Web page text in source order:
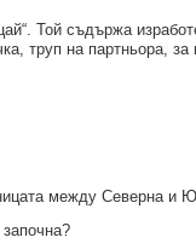
Той съдържа
труп на партньора, за
между Северна и